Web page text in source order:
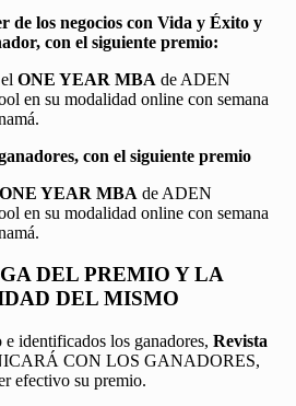
de los negocios con Vida y Éxito y
con el siguiente premio:
ONE YEAR MBA de ADEN
en su modalidad online con semana
con el siguiente premio
ONE YEAR MBA de ADEN
en su modalidad online con semana
DEL PREMIO Y LA
DEL MISMO
identificados los ganadores, Revista
CON LOS GANADORES,
efectivo su premio.